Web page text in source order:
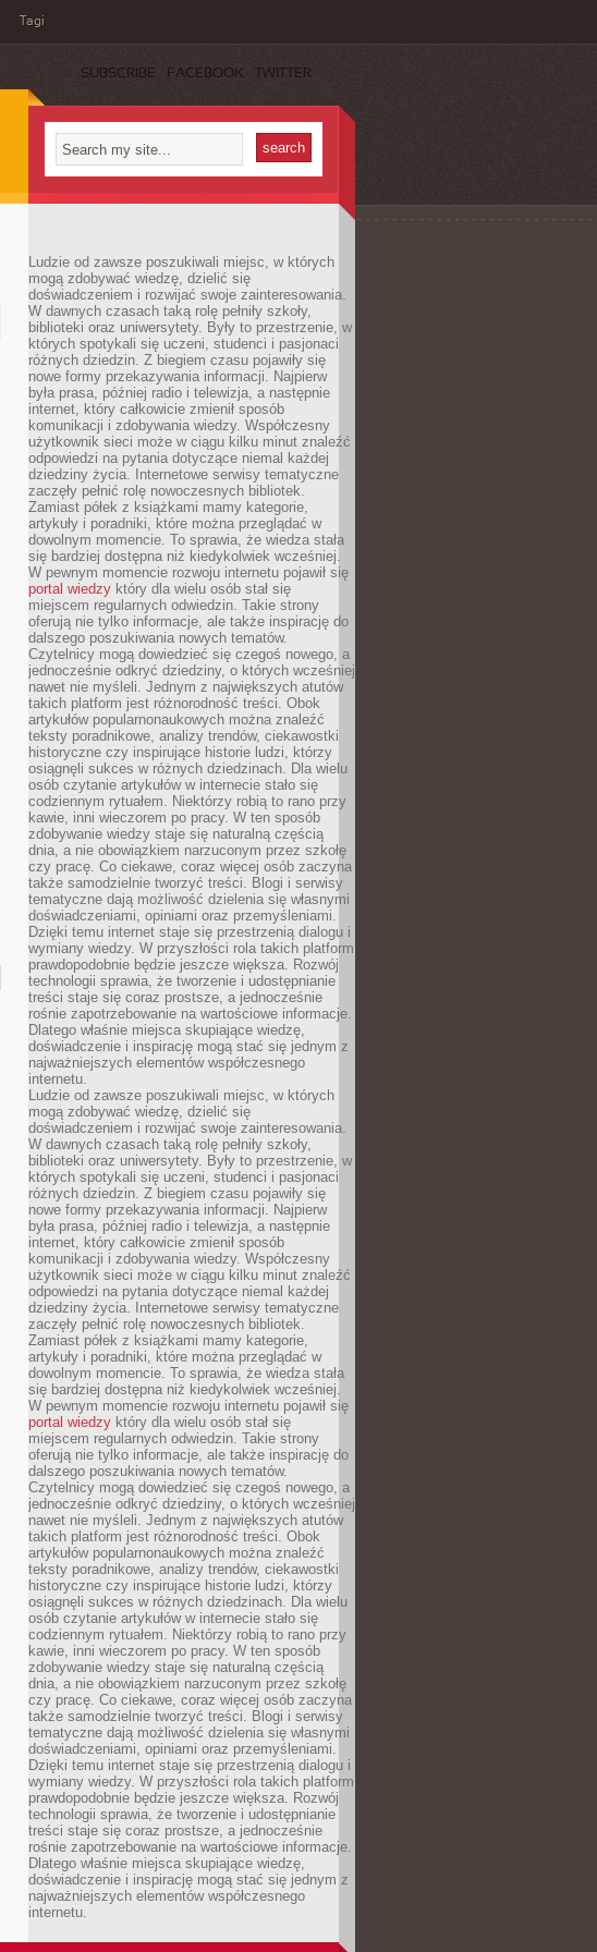
Tagi
SUBSCRIBE FACEBOOK TWITTER
Ludzie od zawsze poszukiwali miejsc, w których
mogą zdobywać wiedzę, dzielić się
doświadczeniem i rozwijać swoje zainteresowania.
W dawnych czasach taką rolę pełniły szkoły,
biblioteki oraz uniwersytety. Były to przestrzenie, w
których spotykali się uczeni, studenci i pasjonaci
różnych dziedzin. Z biegiem czasu pojawiły się
nowe formy przekazywania informacji. Najpierw
była prasa, później radio i telewizja, a następnie
internet, który całkowicie zmienił sposób
komunikacji i zdobywania wiedzy. Współczesny
użytkownik sieci może w ciągu kilku minut znaleźć
odpowiedzi na pytania dotyczące niemal każdej
dziedziny życia. Internetowe serwisy tematyczne
zaczęły pełnić rolę nowoczesnych bibliotek.
Zamiast półek z książkami mamy kategorie,
artykuły i poradniki, które można przeglądać w
dowolnym momencie. To sprawia, że wiedza stała
się bardziej dostępna niż kiedykolwiek wcześniej.
W pewnym momencie rozwoju internetu pojawił się
portal wiedzy który dla wielu osób stał się
miejscem regularnych odwiedzin. Takie strony
oferują nie tylko informacje, ale także inspirację do
dalszego poszukiwania nowych tematów.
Czytelnicy mogą dowiedzieć się czegoś nowego, a
jednocześnie odkryć dziedziny, o których wcześniej
nawet nie myśleli. Jednym z największych atutów
takich platform jest różnorodność treści. Obok
artykułów popularnonaukowych można znaleźć
teksty poradnikowe, analizy trendów, ciekawostki
historyczne czy inspirujące historie ludzi, którzy
osiągnęli sukces w różnych dziedzinach. Dla wielu
osób czytanie artykułów w internecie stało się
codziennym rytuałem. Niektórzy robią to rano przy
kawie, inni wieczorem po pracy. W ten sposób
zdobywanie wiedzy staje się naturalną częścią
dnia, a nie obowiązkiem narzuconym przez szkołę
czy pracę. Co ciekawe, coraz więcej osób zaczyna
także samodzielnie tworzyć treści. Blogi i serwisy
tematyczne dają możliwość dzielenia się własnymi
doświadczeniami, opiniami oraz przemyśleniami.
Dzięki temu internet staje się przestrzenią dialogu i
wymiany wiedzy. W przyszłości rola takich platform
prawdopodobnie będzie jeszcze większa. Rozwój
technologii sprawia, że tworzenie i udostępnianie
treści staje się coraz prostsze, a jednocześnie
rośnie zapotrzebowanie na wartościowe informacje.
Dlatego właśnie miejsca skupiające wiedzę,
doświadczenie i inspirację mogą stać się jednym z
najważniejszych elementów współczesnego
internetu.
Ludzie od zawsze poszukiwali miejsc, w których
mogą zdobywać wiedzę, dzielić się
doświadczeniem i rozwijać swoje zainteresowania.
W dawnych czasach taką rolę pełniły szkoły,
biblioteki oraz uniwersytety. Były to przestrzenie, w
których spotykali się uczeni, studenci i pasjonaci
różnych dziedzin. Z biegiem czasu pojawiły się
nowe formy przekazywania informacji. Najpierw
była prasa, później radio i telewizja, a następnie
internet, który całkowicie zmienił sposób
komunikacji i zdobywania wiedzy. Współczesny
użytkownik sieci może w ciągu kilku minut znaleźć
odpowiedzi na pytania dotyczące niemal każdej
dziedziny życia. Internetowe serwisy tematyczne
zaczęły pełnić rolę nowoczesnych bibliotek.
Zamiast półek z książkami mamy kategorie,
artykuły i poradniki, które można przeglądać w
dowolnym momencie. To sprawia, że wiedza stała
się bardziej dostępna niż kiedykolwiek wcześniej.
W pewnym momencie rozwoju internetu pojawił się
portal wiedzy który dla wielu osób stał się
miejscem regularnych odwiedzin. Takie strony
oferują nie tylko informacje, ale także inspirację do
dalszego poszukiwania nowych tematów.
Czytelnicy mogą dowiedzieć się czegoś nowego, a
jednocześnie odkryć dziedziny, o których wcześniej
nawet nie myśleli. Jednym z największych atutów
takich platform jest różnorodność treści. Obok
artykułów popularnonaukowych można znaleźć
teksty poradnikowe, analizy trendów, ciekawostki
historyczne czy inspirujące historie ludzi, którzy
osiągnęli sukces w różnych dziedzinach. Dla wielu
osób czytanie artykułów w internecie stało się
codziennym rytuałem. Niektórzy robią to rano przy
kawie, inni wieczorem po pracy. W ten sposób
zdobywanie wiedzy staje się naturalną częścią
dnia, a nie obowiązkiem narzuconym przez szkołę
czy pracę. Co ciekawe, coraz więcej osób zaczyna
także samodzielnie tworzyć treści. Blogi i serwisy
tematyczne dają możliwość dzielenia się własnymi
doświadczeniami, opiniami oraz przemyśleniami.
Dzięki temu internet staje się przestrzenią dialogu i
wymiany wiedzy. W przyszłości rola takich platform
prawdopodobnie będzie jeszcze większa. Rozwój
technologii sprawia, że tworzenie i udostępnianie
treści staje się coraz prostsze, a jednocześnie
rośnie zapotrzebowanie na wartościowe informacje.
Dlatego właśnie miejsca skupiające wiedzę,
doświadczenie i inspirację mogą stać się jednym z
najważniejszych elementów współczesnego
internetu.